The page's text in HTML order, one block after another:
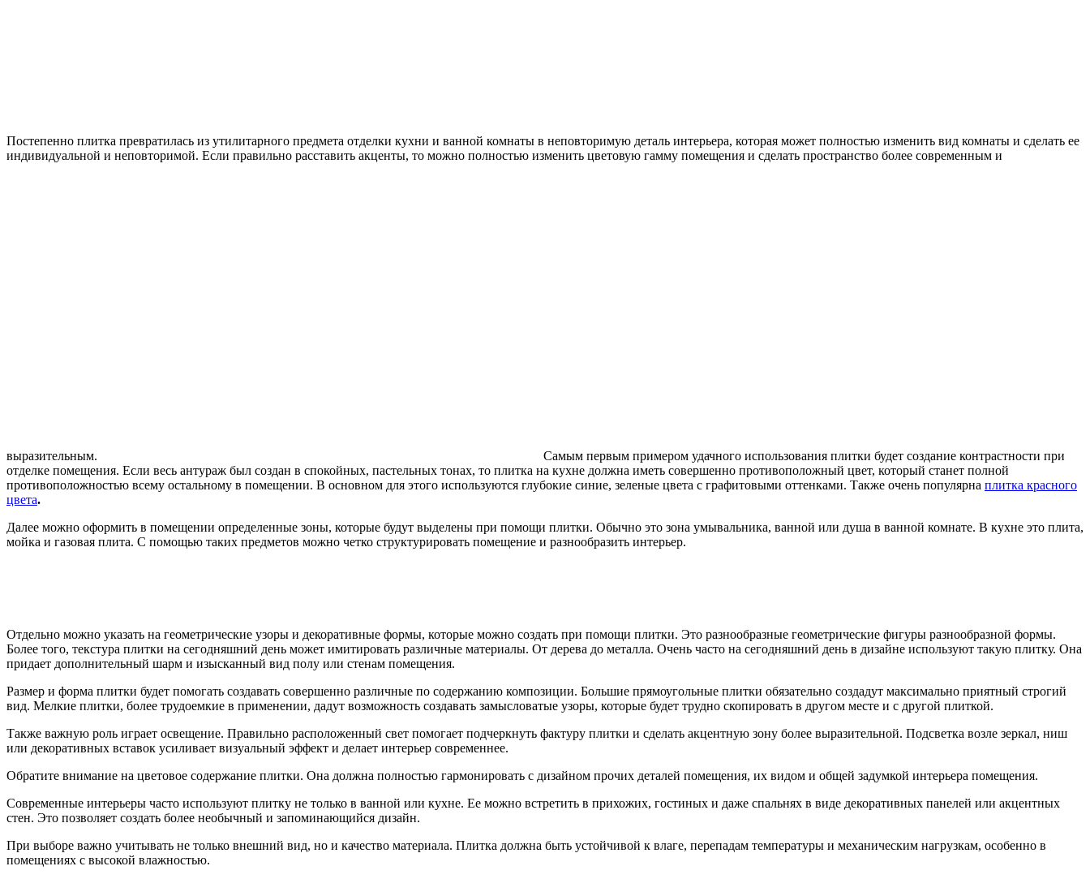
Постепенно плитка превратилась из утилитарного предмета отделки кухни и ванной комнаты в неповторимую деталь интерьера, которая может полностью изменить вид комнаты и сделать ее
индивидуальной и неповторимой. Если правильно расставить акценты, то можно полностью изменить цветовую гамму помещения и сделать пространство более современным и
выразительным.
Самым первым примером удачного использования плитки будет создание контрастности при
отделке помещения. Если весь антураж был создан в спокойных, пастельных тонах, то плитка на кухне должна иметь совершенно противоположный цвет, который станет полной
противоположностью всему остальному в помещении. В основном для этого используются глубокие синие, зеленые цвета с графитовыми оттенками. Также очень популярна плитка красного
цвета.
Далее можно оформить в помещении определенные зоны, которые будут выделены при помощи плитки. Обычно это зона умывальника, ванной или душа в ванной комнате. В кухне это плита,
мойка и газовая плита. С помощью таких предметов можно четко структурировать помещение и разнообразить интерьер.
Отдельно можно указать на геометрические узоры и декоративные формы, которые можно создать при помощи плитки. Это разнообразные геометрические фигуры разнообразной формы.
Более того, текстура плитки на сегодняшний день может имитировать различные материалы. От дерева до металла. Очень часто на сегодняшний день в дизайне используют такую плитку. Она
придает дополнительный шарм и изысканный вид полу или стенам помещения.
Размер и форма плитки будет помогать создавать совершенно различные по содержанию композиции. Большие прямоугольные плитки обязательно создадут максимально приятный строгий
вид. Мелкие плитки, более трудоемкие в применении, дадут возможность создавать замысловатые узоры, которые будет трудно скопировать в другом месте и с другой плиткой.
Также важную роль играет освещение. Правильно расположенный свет помогает подчеркнуть фактуру плитки и сделать акцентную зону более выразительной. Подсветка возле зеркал, ниш
или декоративных вставок усиливает визуальный эффект и делает интерьер современнее.
Обратите внимание на цветовое содержание плитки. Она должна полностью гармонировать с дизайном прочих деталей помещения, их видом и общей задумкой интерьера помещения.
Современные интерьеры часто используют плитку не только в ванной или кухне. Ее можно встретить в прихожих, гостиных и даже спальнях в виде декоративных панелей или акцентных
стен. Это позволяет создать более необычный и запоминающийся дизайн.
При выборе важно учитывать не только внешний вид, но и качество материала. Плитка должна быть устойчивой к влаге, перепадам температуры и механическим нагрузкам, особенно в
помещениях с высокой влажностью.